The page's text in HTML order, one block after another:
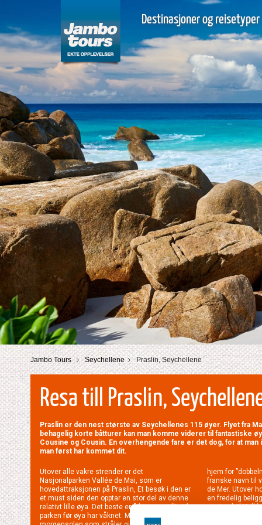
Destinasjoner og reisetyper
Jambo Tours Seychellene Praslin, Seychellene
Resa till Praslin,
Praslin er den nest største av Seychellenes 115 øyer. Flyet fra
behagelig korte båtturer kan man komme viderer til fantastiske
Cousine og Cousin. En overhengende fare er det dog, for at man
man først har kommet dit.
Utover alle vakre strender er det
Nasjonalparken Vallée de Mai, som er
hovedattraksjonen på Praslin, Et besøk i den er
et must siden den opptar en stor del av denne
relativt lille øya. Det beste er å komme tidlig til
parken før øya har våknet. Man forundres over
hjem for
franske navn til
de Mer. Utover
en fredelig
avstand til